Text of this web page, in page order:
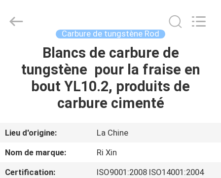
MAISON
PRODUITS
SUJET
DE
NOUS
Cemented
Carbide
Carbure de tungstène Rod
Blancs de carbure de
tungstène pour la fraise en
bout YL10.2, produits de
carbure cimenté
Lieu d'origine:
La Chine
Nom de marque:
Ri Xin
Certification:
ISO9001:2008 ISO14001:2004